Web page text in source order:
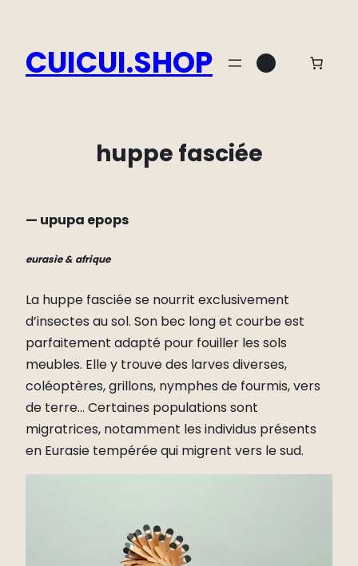
contenu
CUICUI.SHOP Instagram
huppe fasciée
— upupa epops
eurasie & afrique
La huppe fasciée se nourrit exclusivement
d’insectes au sol. Son bec long et courbe est
parfaitement adapté pour fouiller les sols
meubles. Elle y trouve des larves diverses,
coléoptères, grillons, nymphes de fourmis, vers
de terre… Certaines populations sont
migratrices, notamment les individus présents
en Eurasie tempérée qui migrent vers le sud.